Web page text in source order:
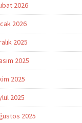
2026
2026
2025
2025
2025
2025
2025